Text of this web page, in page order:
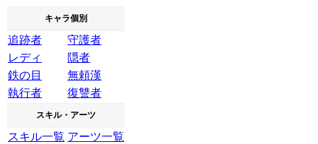
キャラ個別
追跡者
守護者
レディ
隠者
鉄の目
無頼漢
執行者
復讐者
スキル・アーツ
スキル一覧 アーツ一覧